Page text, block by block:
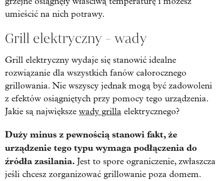
umieścić na nich potrawy.
Grill elektryczny - wady
Grill elektryczny wydaje się stanowić idealne
rozwiązanie dla wszystkich fanów całorocznego
grillowania. Nie wszyscy jednak mogą być zadowoleni
z efektów osiągniętych przy pomocy tego urządzenia.
Jakie są największe wady grilla elektrycznego?
Duży minus z pewnością stanowi fakt, że
urządzenie tego typu wymaga podłączenia do
źródła zasilania. Jest to spore ograniczenie, zwłaszcza
jeśli chcesz zorganizować grillowanie poza domem.